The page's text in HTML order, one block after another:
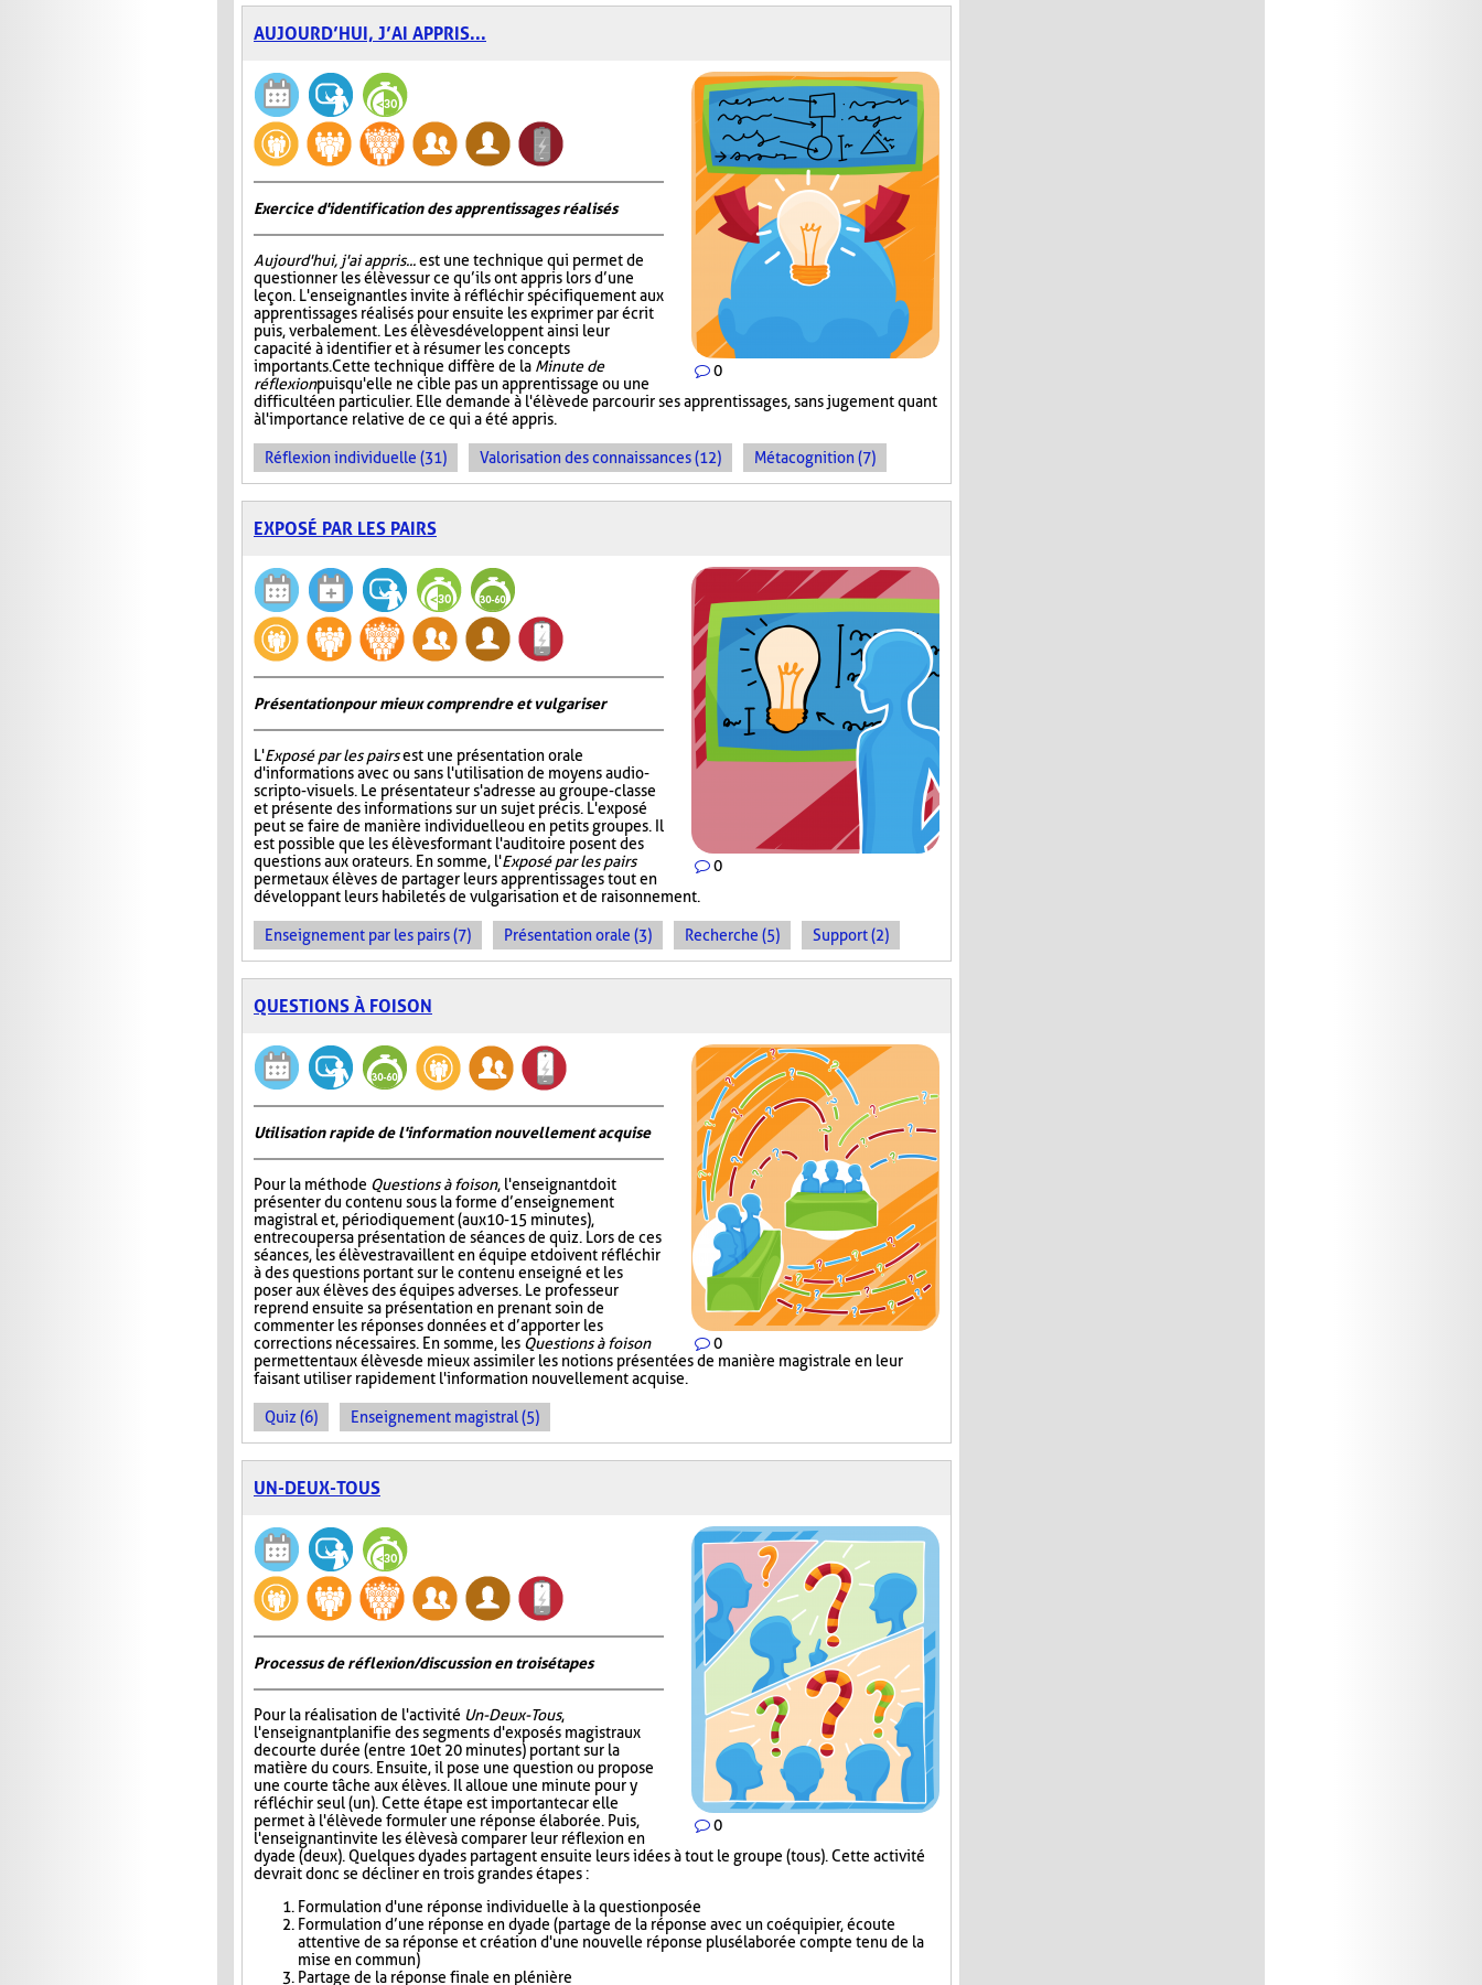
AUJOURD’HUI, J’AI APPRIS...
0
Exercice d'identification des apprentissages réalisés
Aujourd'hui, j'ai appris...est une technique qui permet de
questionner les élèves sur ce qu’ils ont appris lors d’une
leçon. L'enseignant les invite à réfléchir spécifiquement aux
apprentissages réalisés pour ensuite les exprimer par écrit
puis, verbalement. Les élèves développent ainsi leur
capacité à identifier et à résumer les concepts
importants. Cette technique diffère de la Minute de
réflexionpuisqu'elle ne cible pas un apprentissage ou une
difficulté en particulier. Elle demande à l'élève de parcourir ses apprentissages, sans jugement quant
à l'importance relative de ce qui a été appris.
Réflexion individuelle (31) Valorisation des connaissances (12) Métacognition (7)
EXPOSÉ PAR LES PAIRS
0
Présentation pour mieux comprendre et vulgariser
L'Exposé par les pairsest une présentation orale
d'informations avec ou sans l'utilisation de moyens audio-
scripto-visuels. Le présentateur s'adresse au groupe-classe
et présente des informations sur un sujet précis. L'exposé
peut se faire de manière individuelle ou en petits groupes. Il
est possible que les élèves formant l'auditoire posent des
questions aux orateurs. En somme, l'Exposé par les pairs
permet aux élèves de partager leurs apprentissages tout en
développant leurs habiletés de vulgarisation et de raisonnement.
Enseignement par les pairs (7) Présentation orale (3) Recherche (5) Support (2)
QUESTIONS À FOISON
0
Utilisation rapide de l'information nouvellement acquise
Pour la méthode Questions à foison, l'enseignant doit
présenter du contenu sous la forme d’enseignement
magistral et, périodiquement (aux 10-15 minutes),
entrecouper sa présentation de séances de quiz. Lors de ces
séances, les élèves travaillent en équipe et doivent réfléchir
à des questions portant sur le contenu enseigné et les
poser aux élèves des équipes adverses. Le professeur
reprend ensuite sa présentation en prenant soin de
commenter les réponses données et d’apporter les
corrections nécessaires. En somme, les Questions à foison
permettent aux élèves de mieux assimiler les notions présentées de manière magistrale en leur
faisant utiliser rapidement l'information nouvellement acquise.
Quiz (6) Enseignement magistral (5)
UN-DEUX-TOUS
0
Processus de réflexion/discussion en trois étapes
Pour la réalisation de l'activité Un-Deux-Tous,
l'enseignant planifie des segments d'exposés magistraux
de courte durée (entre 10 et 20 minutes) portant sur la
matière du cours. Ensuite, il pose une question ou propose
une courte tâche aux élèves. Il alloue une minute pour y
réfléchir seul (un). Cette étape est importante car elle
permet à l'élève de formuler une réponse élaborée. Puis,
l'enseignant invite les élèves à comparer leur réflexion en
dyade (deux). Quelques dyades partagent ensuite leurs idées à tout le groupe (tous). Cette activité
devrait donc se décliner en trois grandes étapes :
Formulation d'une réponse individuelle à la question posée
Formulation d’une réponse en dyade (partage de la réponse avec un coéquipier, écoute
attentive de sa réponse et création d'une nouvelle réponse plus élaborée compte tenu de la
mise en commun)
Partage de la réponse finale en plénière